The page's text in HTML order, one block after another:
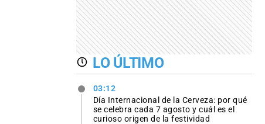
LO ÚLTIMO
03:12
Día Internacional de la Cerveza: por qué
se celebra cada 7 agosto y cuál es el
curioso origen de la festividad